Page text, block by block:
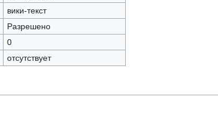
вики-текст
Разрешено
0
отсутствует